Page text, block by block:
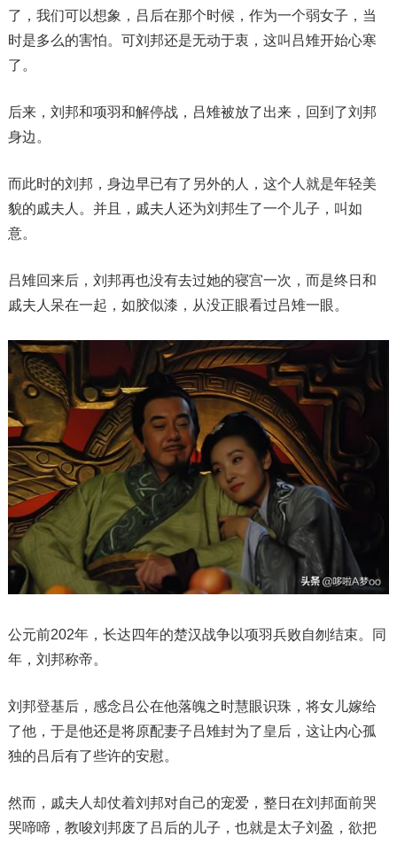
了，我们可以想象，吕后在那个时候，作为一个弱女子，当
时是多么的害怕。可刘邦还是无动于衷，这叫吕雉开始心寒
了。
后来，刘邦和项羽和解停战，吕雉被放了出来，回到了刘邦
身边。
而此时的刘邦，身边早已有了另外的人，这个人就是年轻美
貌的戚夫人。并且，戚夫人还为刘邦生了一个儿子，叫如
意。
吕雉回来后，刘邦再也没有去过她的寝宫一次，而是终日和
戚夫人呆在一起，如胶似漆，从没正眼看过吕雉一眼。
公元前202年，长达四年的楚汉战争以项羽兵败自刎结束。同
年，刘邦称帝。
刘邦登基后，感念吕公在他落魄之时慧眼识珠，将女儿嫁给
了他，于是他还是将原配妻子吕雉封为了皇后，这让内心孤
独的吕后有了些许的安慰。
然而，戚夫人却仗着刘邦对自己的宠爱，整日在刘邦面前哭
哭啼啼，教唆刘邦废了吕后的儿子，也就是太子刘盈，欲把